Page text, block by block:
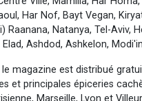
Har Nof, Bayt Vegan,
Raanana, Natanya, Tel-Aviv,
Ashdod, Ashkelon,
le magazine est distribué
et principales épiceries